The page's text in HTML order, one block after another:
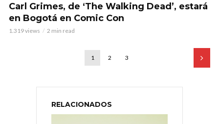
Carl Grimes, de ‘The Walking Dead’, estará
en Bogotá en Comic Con
1.319 views 2 min read
1 2 3
RELACIONADOS